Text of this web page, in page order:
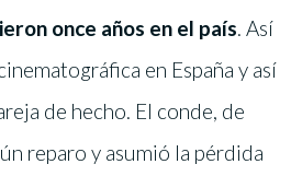
once años en el país. Así
en España y así
de hecho. El conde, de
reparo y asumió la pérdida